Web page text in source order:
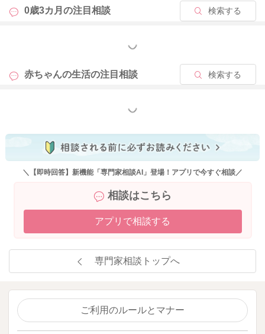
ような連絡を受けておりますので、お手間をおかけして申し訳
ありませんが、下記をお読みいただき、ご理解いただけますと
こんにちは、ベビーカレンダー事務局です。
いつもベビーカレンダーの専門家相談コーナーをご利用くださ
は、相談検索の精度向上の為、「回答に対する返信」ではな
く、新たにご相談内容を投稿していただけますと幸いです。
により、お悩みの解決に繋がる可能性がございます。大変お手
間ではございますが、ご理解いただけますと幸いです。
お願いいたします。
2026/2/27 14:04
0歳3カ月の注目相談 検索する
もっと見る
赤ちゃんの生活の注目相談 検索する
もっと見る
＼【即時回答】新機能「専門家相談AI」登場！アプリで今すぐ相談／
相談はこちら
アプリで相談する
専門家相談トップへ
ご利用のルールとマナー